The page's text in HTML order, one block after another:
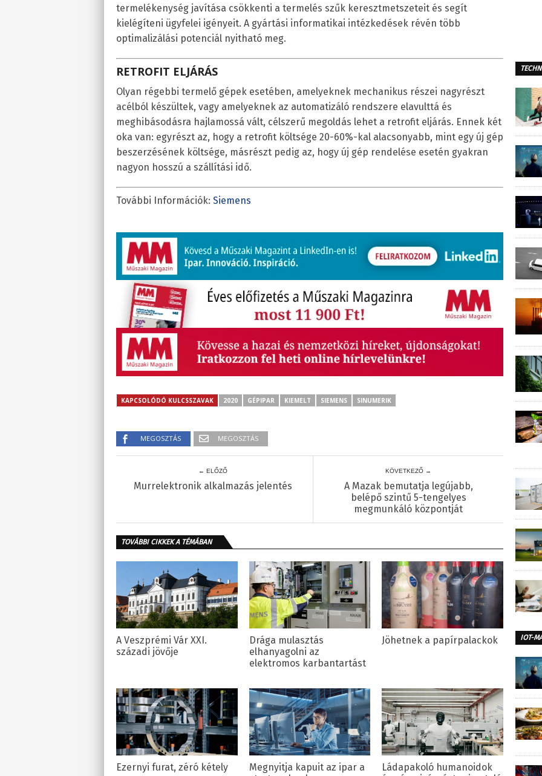
termelékenység javítása csökkenti a termelés szűk keresztmetszeteit és segít
kielégíteni ügyfelei igényeit. A gyártási informatikai intézkedések révén több
optimalizálási potenciál nyitható meg.
RETROFIT ELJÁRÁS
Olyan régebbi termelő gépek esetében, amelyeknek mechanikus részei nagyrészt
acélból készültek, vagy amelyeknek az automatizáló rendszere elavulttá és
meghibásodásra hajlamossá vált, célszerű megoldás lehet a retrofit eljárás. Ennek két
oka van: egyrészt az, hogy a retrofit költsége 20-60%-kal alacsonyabb, mint egy új gép
beszerzésének költsége, másrészt pedig az, hogy új gép rendelése esetén gyakran
nagyon hosszú a szállítási idő.
További Információk: Siemens
KAPCSOLÓDÓ KULCSSZAVAK 2020 GÉPIPAR KIEMELT SIEMENS SINUMERIK
MEGOSZTÁS MEGOSZTÁS
← ELŐZŐ
Murrelektronik alkalmazás jelentés
KÖVETKEZŐ →
A Mazak bemutatja legújabb,
belépő szintű 5-tengelyes
megmunkáló központját
TOVÁBBI CIKKEK A TÉMÁBAN
A Veszprémi Vár XXI.
századi jövője
Drága mulasztás
elhanyagolni az
elektromos karbantartást
Jöhetnek a papírpalackok
Ezernyi furat, zéró kétely
Megnyitja kapuit az ipar a
Ládapakoló humanoidok
IOT-